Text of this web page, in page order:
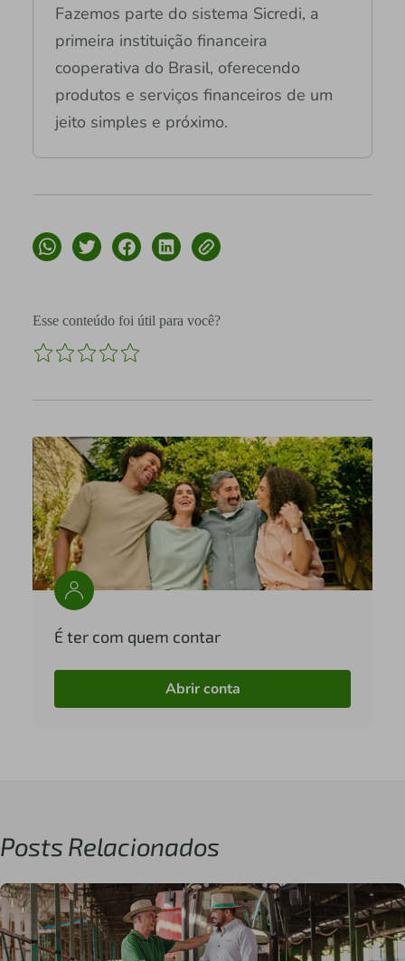
Fazemos parte do sistema Sicredi, a
primeira instituição financeira
cooperativa do Brasil, oferecendo
produtos e serviços financeiros de um
jeito simples e próximo.
Esse conteúdo foi útil para você?
É ter com quem contar
Abrir conta
Posts Relacionados